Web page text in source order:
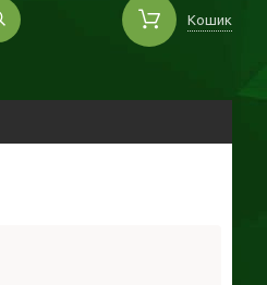
Кошик